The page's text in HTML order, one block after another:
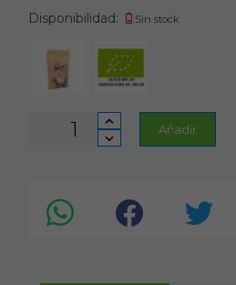
Disponibilidad: Sin stock
Añadir